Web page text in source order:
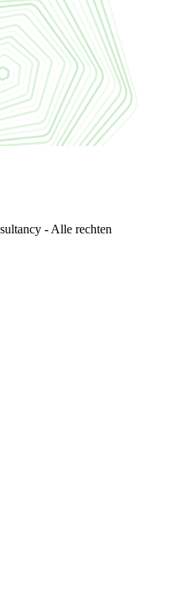
- Alle rechten